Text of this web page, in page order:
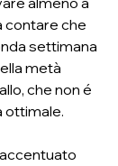
contare che
settimana
metà
che non é
ottimale.